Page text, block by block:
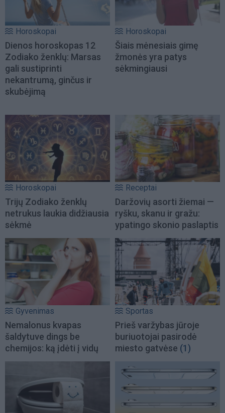
Horoskopai
Dienos horoskopas 12
Zodiako ženklų: Marsas
gali sustiprinti
nekantrumą, ginčus ir
skubėjimą
Horoskopai
Šiais mėnesiais gimę
žmonės yra patys
sėkmingiausi
Horoskopai
Trijų Zodiako ženklų
netrukus laukia didžiausia
sėkmė
Receptai
Daržovių asorti žiemai —
ryšku, skanu ir gražu:
ypatingo skonio paslaptis
Gyvenimas
Nemalonus kvapas
šaldytuve dings be
chemijos: ką įdėti į vidų
Sportas
Prieš varžybas jūroje
buriuotojai pasirodė
miesto gatvėse (1)